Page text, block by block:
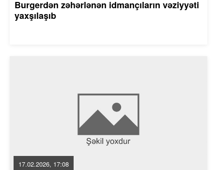
Burgerdən zəhərlənən idmançıların vəziyyəti
yaxşılaşıb
17.02.2026, 17:08